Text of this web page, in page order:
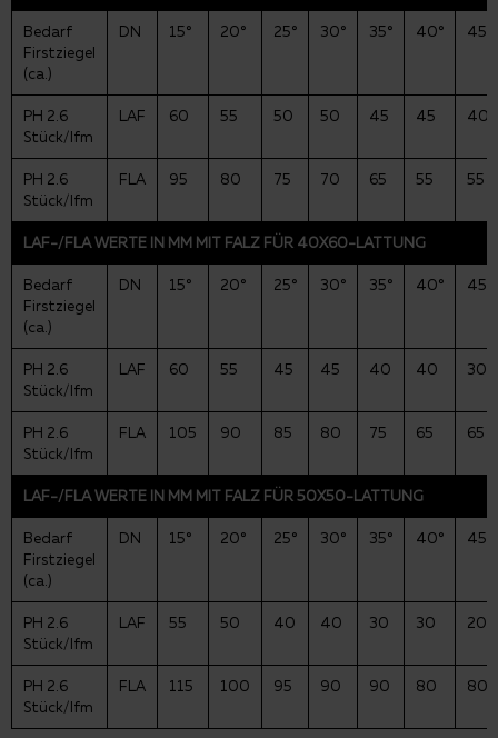
Bedarf
Firstziegel
(ca.)
DN 15° 20° 25° 30° 35° 40° 45°
PH 2.6
Stück/lfm
LAF 60 55 50 50 45 45 40
PH 2.6
Stück/lfm
FLA 95 80 75 70 65 55 55
LAF-/FLA WERTE IN MM MIT FALZ FÜR 40X60-LATTUNG
Bedarf
Firstziegel
(ca.)
DN 15° 20° 25° 30° 35° 40° 45°
PH 2.6
Stück/lfm
LAF 60 55 45 45 40 40 30
PH 2.6
Stück/lfm
FLA 105 90 85 80 75 65 65
LAF-/FLA WERTE IN MM MIT FALZ FÜR 50X50-LATTUNG
Bedarf
Firstziegel
(ca.)
DN 15° 20° 25° 30° 35° 40° 45°
PH 2.6
Stück/lfm
LAF 55 50 40 40 30 30 20
PH 2.6
Stück/lfm
FLA 115 100 95 90 90 80 80